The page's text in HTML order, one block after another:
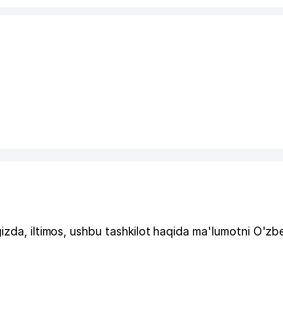
iltimos, ushbu tashkilot haqida ma'lumotni